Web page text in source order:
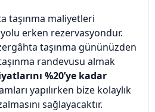
taşınma maliyetleri
erken rezervasyondur.
taşınma gününüzden
randevusu almak
%20’ye kadar
yapılırken bize kolaylık
sağlayacaktır.